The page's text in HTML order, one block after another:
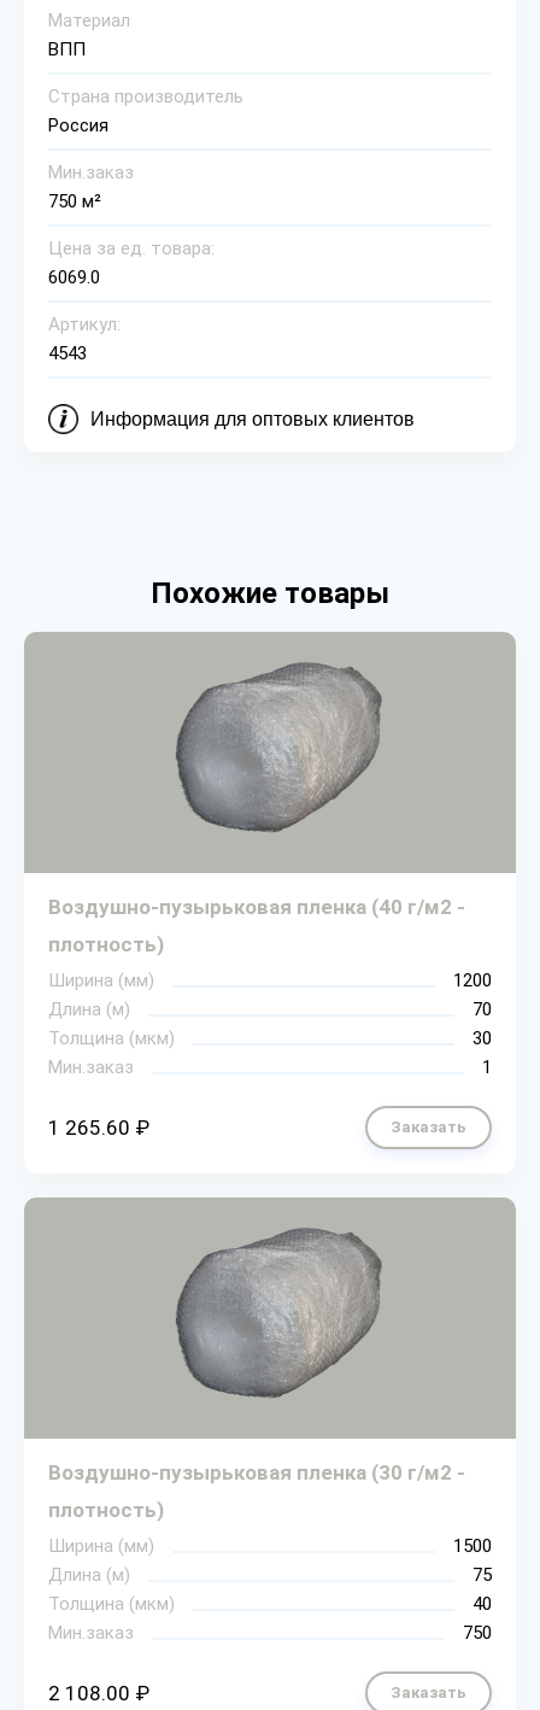
Материал
ВПП
Страна производитель
Россия
Мин.заказ
750 м²
Цена за ед. товара:
6069.0
Артикул:
4543
Информация для оптовых клиентов
Похожие товары
Воздушно-пузырьковая пленка (40 г/м2 -
плотность)
Ширина (мм)
1200
Длина (м)
70
Толщина (мкм)
30
Мин.заказ
1
1 265.60 ₽ Заказать
Воздушно-пузырьковая пленка (30 г/м2 -
плотность)
Ширина (мм)
1500
Длина (м)
75
Толщина (мкм)
40
Мин.заказ
750
2 108.00 ₽ Заказать